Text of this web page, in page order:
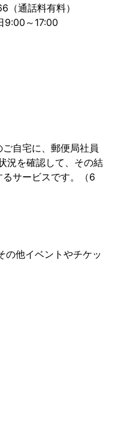
（通話料有料）
9:00～17:00
自宅に、郵便局社員
況を確認して、その結
サービスです。（6
の他イベントやチケッ